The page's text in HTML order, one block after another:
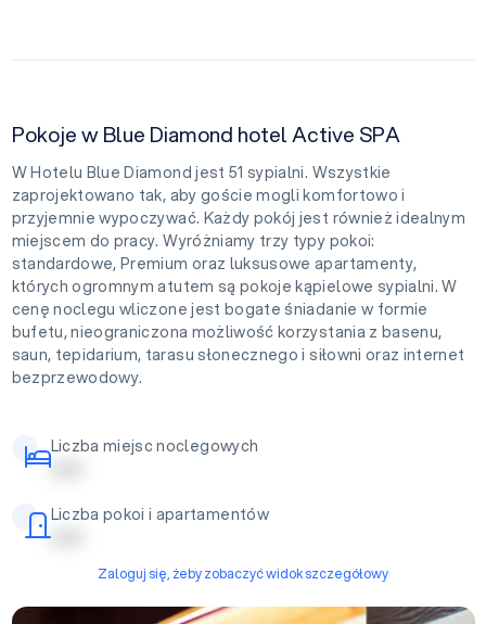
Pokoje w Blue Diamond hotel Active SPA
W Hotelu Blue Diamond jest 51 sypialni. Wszystkie
zaprojektowano tak, aby goście mogli komfortowo i
przyjemnie wypoczywać. Każdy pokój jest również idealnym
miejscem do pracy. Wyróżniamy trzy typy pokoi:
standardowe, Premium oraz luksusowe apartamenty,
których ogromnym atutem są pokoje kąpielowe sypialni. W
cenę noclegu wliczone jest bogate śniadanie w formie
bufetu, nieograniczona możliwość korzystania z basenu,
saun, tepidarium, tarasu słonecznego i siłowni oraz internet
bezprzewodowy.
Liczba miejsc noclegowych
| | | | |
Liczba pokoi i apartamentów
| | | | |
Zaloguj się, żeby zobaczyć widok szczegółowy